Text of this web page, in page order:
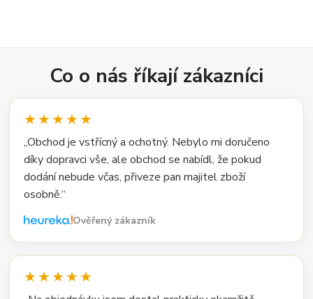
Co o nás říkají zákazníci
★★★★★
„Obchod je vstřícný a ochotný. Nebylo mi doručeno
díky dopravci vše, ale obchod se nabídl, že pokud
dodání nebude včas, přiveze pan majitel zboží
osobně.“
Ověřený zákazník
★★★★★